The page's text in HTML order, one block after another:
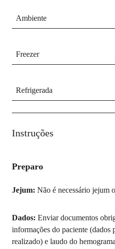
Ambiente
Freezer
Refrigerada
Instruções
Preparo
Jejum: Não é necessário jejum
Dados: Enviar documentos
informações do paciente (dados
realizado) e laudo do hemograma